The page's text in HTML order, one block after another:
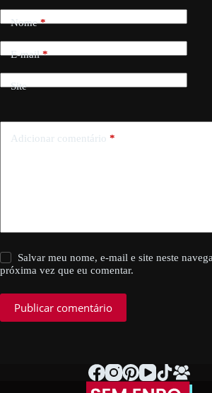
Nome*
E-mail*
Site
Adicionar comentário *
Salvar meu nome, e-mail e site neste
próxima vez que eu comentar.
Publicar comentário